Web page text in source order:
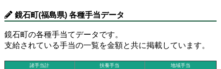
鏡石町(福島県) 各種手当データ
鏡石町の各種手当てデータです。
支給されている手当の一覧を金額と共に掲載しています。
諸手当計 扶養手当
地域手当